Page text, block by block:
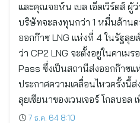
และคุณจอห์น เบล เอ็ดเวิร์ดส์ ผู้
บริษัทจะลงทุนกว่า 1 หมื่นล้าน
ออกก๊าซ LNG แห่งที่ 4 ในรัฐลุย
ว่า CP2 LNG จะตั้งอยู่ในคาเม
Pass ซึ่งเป็นสถานีส่งออกก๊าซ
ประกาศความเคลื่อนไหวครั้งนี้ส่
ลุยเซียนาของเวนเจอร์ โกลบอล
7 ธ.ค. 64 8:10